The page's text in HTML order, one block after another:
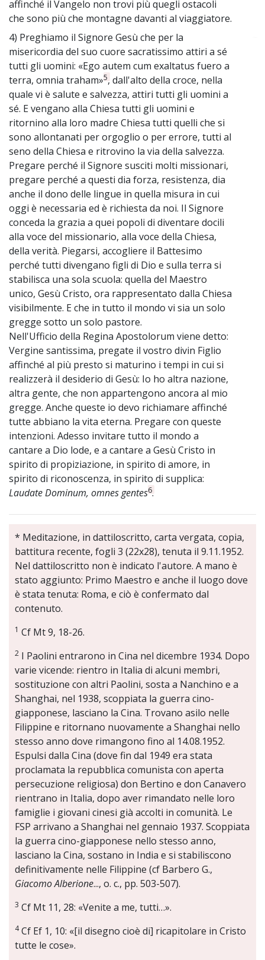
affinché il Vangelo non trovi più quegli ostacoli
che sono più che montagne davanti al viaggiatore.
4) Preghiamo il Signore Gesù che per la
misericordia del suo cuore sacratissimo attiri a sé
tutti gli uomini: «Ego autem cum exaltatus fuero a
terra, omnia traham»5, dall'alto della croce, nella
quale vi è salute e salvezza, attiri tutti gli uomini a
sé. E vengano alla Chiesa tutti gli uomini e
ritornino alla loro madre Chiesa tutti quelli che si
sono allontanati per orgoglio o per errore, tutti al
seno della Chiesa e ritrovino la via della salvezza.
Pregare perché il Signore susciti molti missionari,
pregare perché a questi dia forza, resistenza, dia
anche il dono delle lingue in quella misura in cui
oggi è necessaria ed è richiesta da noi. Il Signore
conceda la grazia a quei popoli di diventare docili
alla voce del missionario, alla voce della Chiesa,
della verità. Piegarsi, accogliere il Battesimo
perché tutti divengano figli di Dio e sulla terra si
stabilisca una sola scuola: quella del Maestro
unico, Gesù Cristo, ora rappresentato dalla Chiesa
visibilmente. E che in tutto il mondo vi sia un solo
gregge sotto un solo pastore.
Nell'Ufficio della Regina Apostolorum viene detto:
Vergine santissima, pregate il vostro divin Figlio
affinché al più presto si maturino i tempi in cui si
realizzerà il desiderio di Gesù: Io ho altra nazione,
altra gente, che non appartengono ancora al mio
gregge. Anche queste io devo richiamare affinché
tutte abbiano la vita eterna. Pregare con queste
intenzioni. Adesso invitare tutto il mondo a
cantare a Dio lode, e a cantare a Gesù Cristo in
spirito di propiziazione, in spirito di amore, in
spirito di riconoscenza, in spirito di supplica:
Laudate Dominum, omnes gentes6.
* Meditazione, in dattiloscritto, carta vergata, copia,
battitura recente, fogli 3 (22x28), tenuta il 9.11.1952.
Nel dattiloscritto non è indicato l'autore. A mano è
stato aggiunto: Primo Maestro e anche il luogo dove
è stata tenuta: Roma, e ciò è confermato dal
contenuto.
1 Cf Mt 9, 18-26.
2 I Paolini entrarono in Cina nel dicembre 1934. Dopo
varie vicende: rientro in Italia di alcuni membri,
sostituzione con altri Paolini, sosta a Nanchino e a
Shanghai, nel 1938, scoppiata la guerra cino-
giapponese, lasciano la Cina. Trovano asilo nelle
Filippine e ritornano nuovamente a Shanghai nello
stesso anno dove rimangono fino al 14.08.1952.
Espulsi dalla Cina (dove fin dal 1949 era stata
proclamata la repubblica comunista con aperta
persecuzione religiosa) don Bertino e don Canavero
rientrano in Italia, dopo aver rimandato nelle loro
famiglie i giovani cinesi già accolti in comunità. Le
FSP arrivano a Shanghai nel gennaio 1937. Scoppiata
la guerra cino-giapponese nello stesso anno,
lasciano la Cina, sostano in India e si stabiliscono
definitivamente nelle Filippine (cf Barbero G.,
Giacomo Alberione..., o. c., pp. 503-507).
3 Cf Mt 11, 28: «Venite a me, tutti…».
4Cf Ef 1, 10: «[il disegno cioè di] ricapitolare in Cristo
tutte le cose».